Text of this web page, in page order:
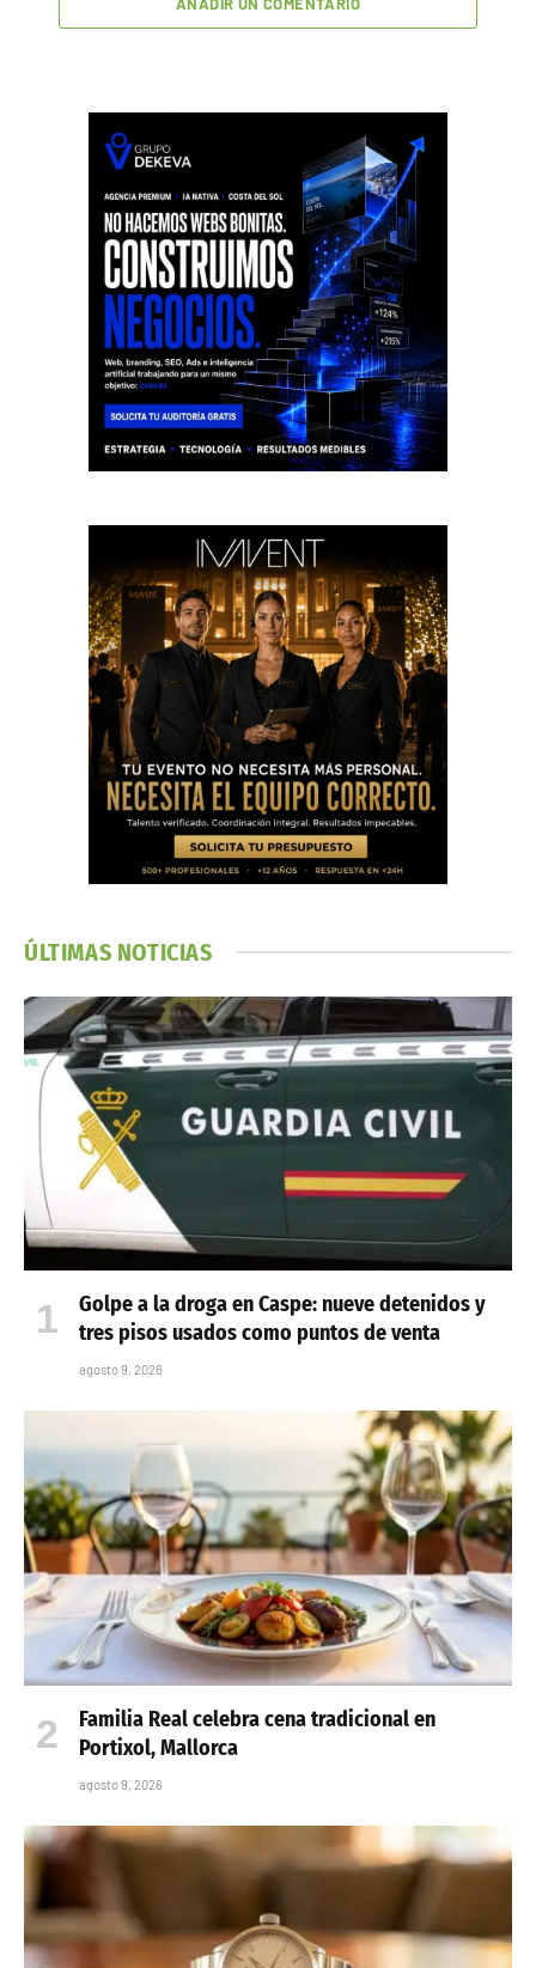
ÚLTIMAS NOTICIAS
Golpe a la droga en Caspe: nueve detenidos y
tres pisos usados como puntos de venta
agosto 9, 2026
Familia Real celebra cena tradicional en
Portixol, Mallorca
agosto 9, 2026